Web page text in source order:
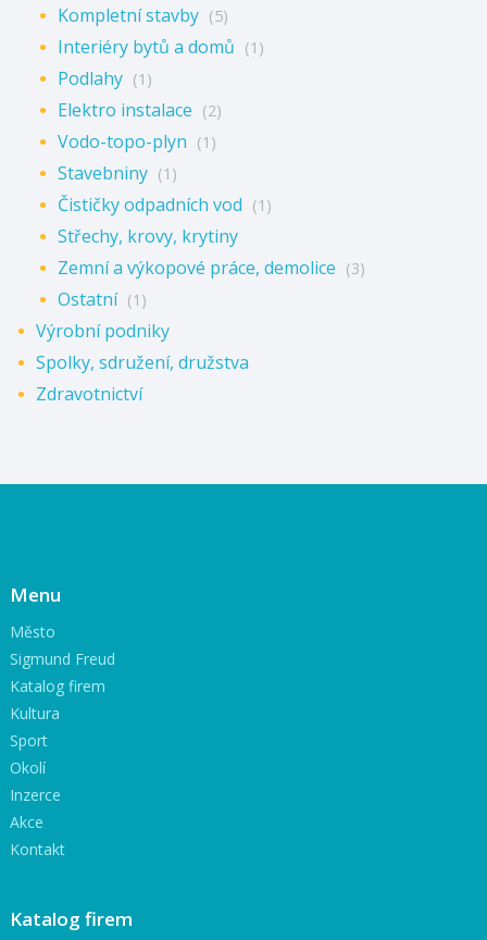
Kompletní stavby (5)
Interiéry bytů a domů (1)
Podlahy (1)
Elektro instalace (2)
Vodo-topo-plyn (1)
Stavebniny (1)
Čističky odpadních vod (1)
Střechy, krovy, krytiny
Zemní a výkopové práce, demolice (3)
Ostatní (1)
Výrobní podniky
Spolky, sdružení, družstva
Zdravotnictví
Menu
Město
Sigmund Freud
Katalog firem
Kultura
Sport
Okolí
Inzerce
Akce
Kontakt
Katalog firem